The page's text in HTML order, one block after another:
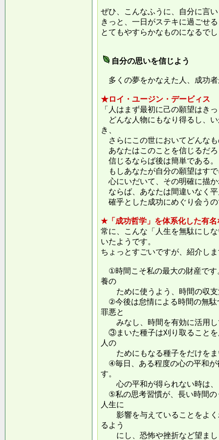
ぜひ、こんなふうに、自分に言
きっと、一日がステキに過ごせ
とてもやすらかなものになるで
自分の思いを信じよう
多くの夢をかなえた人、成功
★ロイ・ユージン・デービィス
「人はまず最初に己の願望はき
どんな人物にもなり得るし、
き、
さらにこの世においてどんな
あなたはこのことを信じるだ
信じるならば後は簡単である。
もしあなたが自分の願望はす
心にいだいて、その明確に描
ならば、あなたは間違いなく
確乎とした成功にめぐり会う
★「成功哲学」を体系化した有
常に、こんな「人生を無駄にし
いたようです。
ちょっとすごいですが、紹介し
①時間こそ私の最大の財産です
養の
ために使うよう、時間の収支
②今後は怠情による時間の無駄
罪悪と
みなし、時間を有効に活用し
③まいた種子は刈り取ることを
人の
ためにもなる種子をだけをま
④毎日、ある程度の心の平和が
す。
心の平和が得られない時は、
⑤私の思考習慣が、長い時間の
人生に
影響を与えていることをよく
るよう
にし、恐怖や挫折など望まし